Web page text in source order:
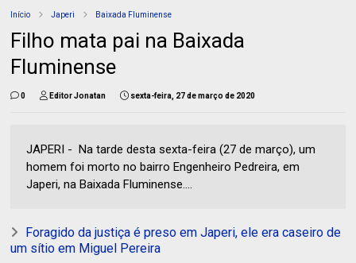
Início Japeri Baixada Fluminense
Filho mata pai na Baixada
Fluminense
0 Editor Jonatan sexta-feira, 27 de março de 2020
JAPERI - Na tarde desta sexta-feira (27 de março), um
homem foi morto no bairro Engenheiro Pedreira, em
Japeri, na Baixada Fluminense....
Foragido da justiça é preso em Japeri, ele era caseiro de
um sítio em Miguel Pereira